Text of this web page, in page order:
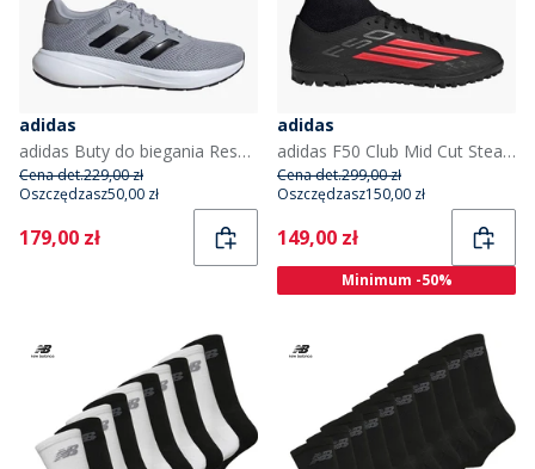
adidas
adidas Buty do biegania Response Neutral dla niego kolor Halo Silver/Core Black/Szary
Cena det.229,00 zł
Oszczędzasz50,00 zł
Current
179,00 zł
adidas
adidas F50 Club Mid Cut Stealth Victory Pack TF Astro Piłka nożna dla niego kolor Core Black/Lucid Red/Czarny
Cena det.299,00 zł
Oszczędzasz150,00 zł
Current
149,00 zł
Minimum -50%